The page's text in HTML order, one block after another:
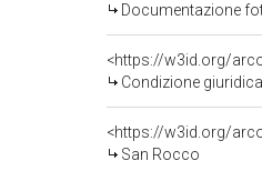
Documentazione
Condizione
<https://w3id.org/
San Rocco